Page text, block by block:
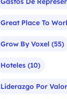
Great Place To
Grow By Voxel (55)
Hoteles(10)
Liderazgo Por